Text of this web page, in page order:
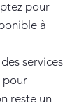
pour
à
services
pour
reste un